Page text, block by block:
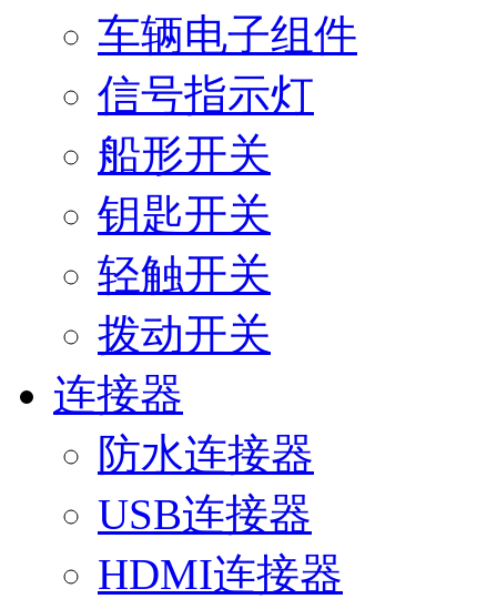
车辆电子组件
信号指示灯
船形开关
钥匙开关
轻触开关
拨动开关
连接器
防水连接器
USB连接器
HDMI连接器